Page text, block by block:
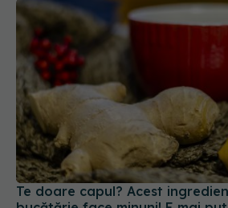
Te doare capul? Acest
bucătărie face minuni! E mai
pastilă
04 mai 2025, 13:24